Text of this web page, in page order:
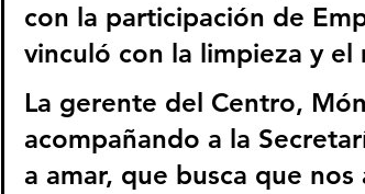
con la participación de
vinculó con la limpieza y
La gerente del Centro,
acompañando a la
a amar, que busca que